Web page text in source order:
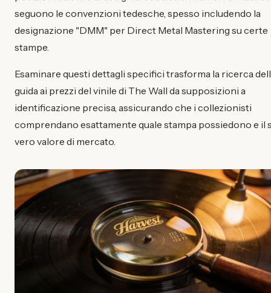
seguono le convenzioni tedesche, spesso includendo la
designazione "DMM" per Direct Metal Mastering su certe
stampe.
Esaminare questi dettagli specifici trasforma la ricerca
guida ai prezzi del vinile di The Wall da supposizioni a
identificazione precisa, assicurando che i collezionisti
comprendano esattamente quale stampa possiedono e il
vero valore di mercato.